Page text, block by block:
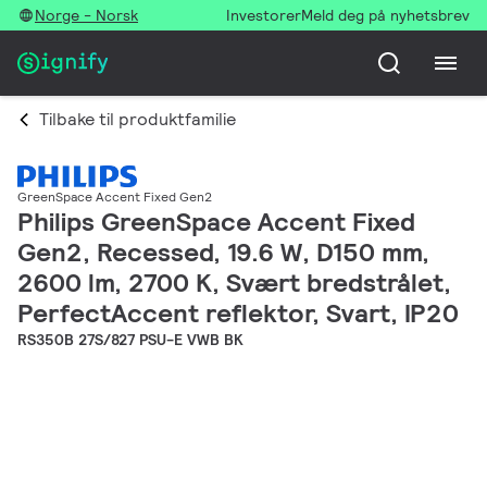
Norge - Norsk InvestorerMeld deg på nyhetsbrev
Tilbake til produktfamilie
GreenSpace Accent Fixed Gen2
Philips GreenSpace Accent Fixed
Gen2, Recessed, 19.6 W, D150 mm,
2600 lm, 2700 K, Svært bredstrålet,
PerfectAccent reflektor, Svart, IP20
RS350B 27S/827 PSU-E VWB BK